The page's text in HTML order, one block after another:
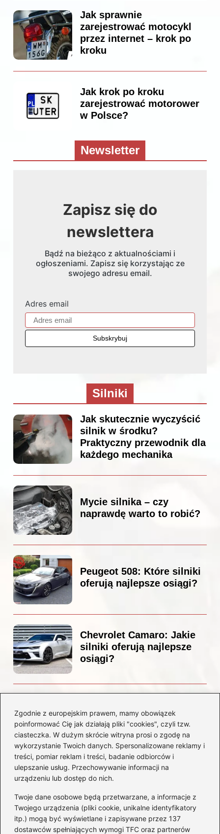
Zgodnie z europejskim prawem, mamy obowiązek
poinformować Cię jak działają pliki "cookies", czyli tzw.
ciasteczka. W dużym skrócie witryna prosi o zgodę na
wykorzystanie Twoich danych. Spersonalizowane reklamy i
treści, pomiar reklam i treści, badanie odbiorców i
ulepszanie usług. Przechowywanie informacji na
urządzeniu lub dostęp do nich.
Twoje dane osobowe będą przetwarzane, a informacje z
Twojego urządzenia (pliki cookie, unikalne identyfikatory
itp.) mogą być wyświetlane i zapisywane przez 137
dostawców spełniających wymogi TFC oraz partnerów
Jak sprawnie
zarejestrować motocykl
przez internet – krok po
kroku
Jak krok po kroku
zarejestrować motorower
w Polsce?
Newsletter
Zapisz się do
newslettera
Bądź na bieżąco z aktualnościami i
ogłoszeniami. Zapisz się korzystając ze
swojego adresu email.
Adres email
Silniki
Jak skutecznie wyczyścić
silnik w środku?
Praktyczny przewodnik dla
każdego mechanika
Mycie silnika – czy
naprawdę warto to robić?
Peugeot 508: Które silniki
oferują najlepsze osiągi?
Chevrolet Camaro: Jakie
silniki oferują najlepsze
osiągi?
Odkryj przyczyny i
rozwiązania dla Twojego
silnika
Kategorie
Akumulatory (85)
Benzyna i Diesel (80)
Motocykle(50)